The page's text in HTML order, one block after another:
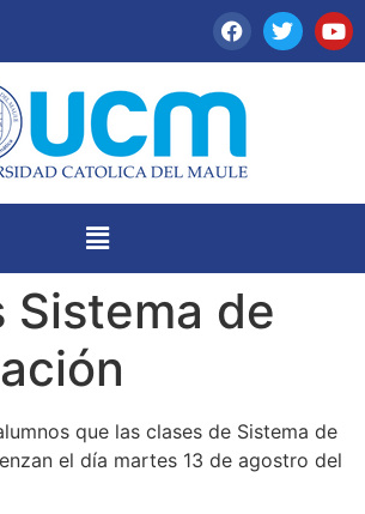
Sistema de
que las clases de Sistema de
el día martes 13 de agostro del